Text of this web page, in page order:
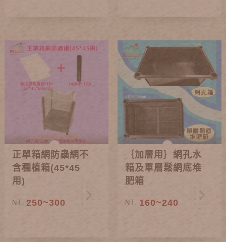
正單箱網防蟲網不
含種植箱(45*45
用)
NT. 250~300
｛加層用｝網孔水
箱及單層鬆網底堆
肥箱
NT. 160~240